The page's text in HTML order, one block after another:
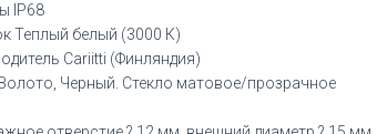
IP68
Теплый белый (3000 К)
Cariitti (Финляндия)
Черный. Стекло матовое/прозрачное